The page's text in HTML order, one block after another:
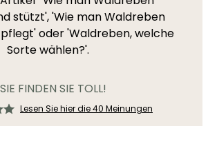
stützt', 'Wie man Waldreben
oder 'Waldreben, welche
Sorte wählen?'.
SIE FINDEN SIE TOLL!
Lesen Sie hier die 40 Meinungen